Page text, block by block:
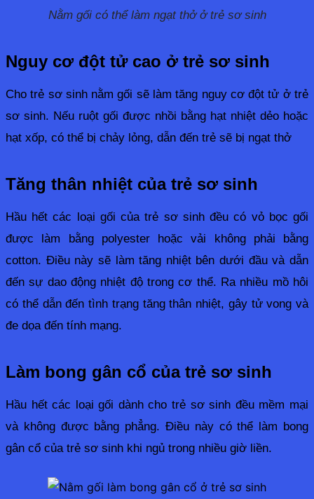
Nằm gối có thể làm ngạt thở ở trẻ sơ sinh
Nguy cơ đột tử cao ở trẻ sơ sinh
Cho trẻ sơ sinh nằm gối sẽ làm tăng nguy cơ đột tử ở trẻ
sơ sinh. Nếu ruột gối được nhồi bằng hạt nhiệt dẻo hoặc
hạt xốp, có thể bị chảy lỏng, dẫn đến trẻ sẽ bị ngạt thở
Tăng thân nhiệt của trẻ sơ sinh
Hầu hết các loại gối của trẻ sơ sinh đều có vỏ bọc gối
được làm bằng polyester hoặc vải không phải bằng
cotton. Điều này sẽ làm tăng nhiệt bên dưới đầu và dẫn
đến sự dao động nhiệt độ trong cơ thể. Ra nhiều mồ hôi
có thể dẫn đến tình trạng tăng thân nhiệt, gây tử vong và
đe dọa đến tính mạng.
Làm bong gân cổ của trẻ sơ sinh
Hầu hết các loại gối dành cho trẻ sơ sinh đều mềm mại
và không được bằng phẳng. Điều này có thể làm bong
gân cổ của trẻ sơ sinh khi ngủ trong nhiều giờ liền.